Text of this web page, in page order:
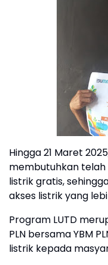
Hingga 21 Maret
membutuhkan
listrik gratis,
akses listrik yang
Program LUTD
PLN bersama YBM
listrik kepada